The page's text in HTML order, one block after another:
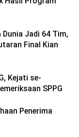
Dunia Jadi 64 Tim,
Final Kian
Kejati se-
SPPG
Penerima